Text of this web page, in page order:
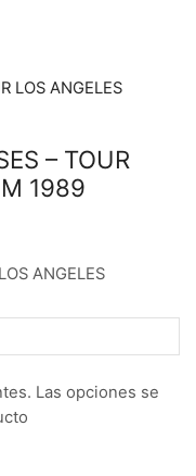
– TOUR
1989
ANGELES
Las opciones se